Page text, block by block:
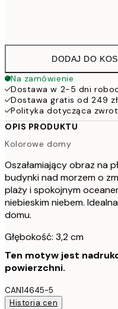
DODAJ DO
Na zamówienie
Dostawa w 2-5 dni
Dostawa gratis od 249 zł
Polityka dotycząca
OPIS PRODUKTU
Kolorowe domy
Oszałamiający obraz na
budynki nad morzem o
plaży i spokojnym
niebieskim niebem.
domu.
Głębokość: 3,2 cm
Ten motyw jest
powierzchni.
CAN14645-5
Historia cen